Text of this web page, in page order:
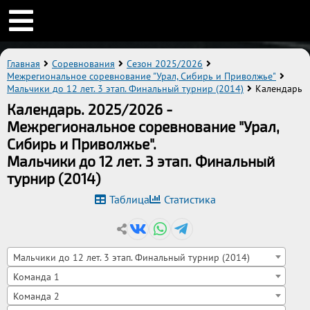
Главная Соревнования
Сезон 2025/2026
Межрегиональное соревнование "Урал, Сибирь и Приволжье"
Мальчики до 12 лет. 3 этап. Финальный турнир (2014)
Календарь
Календарь. 2025/2026 -
Межрегиональное соревнование "Урал,
Сибирь и Приволжье".
Мальчики до 12 лет. 3 этап. Финальный
турнир (2014)
Таблица Статистика
Мальчики до 12 лет. 3 этап. Финальный турнир (2014)
Команда 1
Команда 2